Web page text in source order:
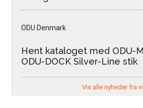
ODU Denmark
Hent kataloget med ODU-
ODU-DOCK Silver-Line stik
Vis alle nyheder fra